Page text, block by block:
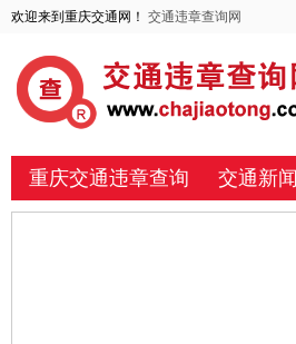
欢迎来到重庆交通网！ 交通违章查询网
重庆交通违章查询 交通新闻